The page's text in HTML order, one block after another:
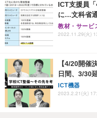
ICT支援員
に…文科省
教材・サービ
2022.11.29(火)
【4/20開催
日間、3/30
ICT機器
2023.2.21(火)